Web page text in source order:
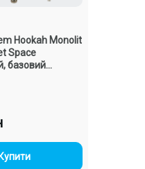
Hookah Monolit
Space
базовий
+
Купити